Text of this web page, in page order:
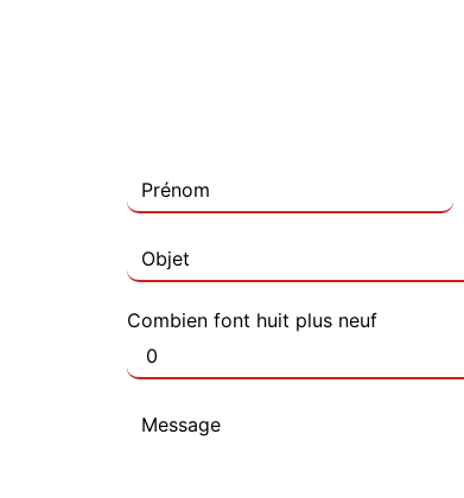
Combien font huit plus neuf